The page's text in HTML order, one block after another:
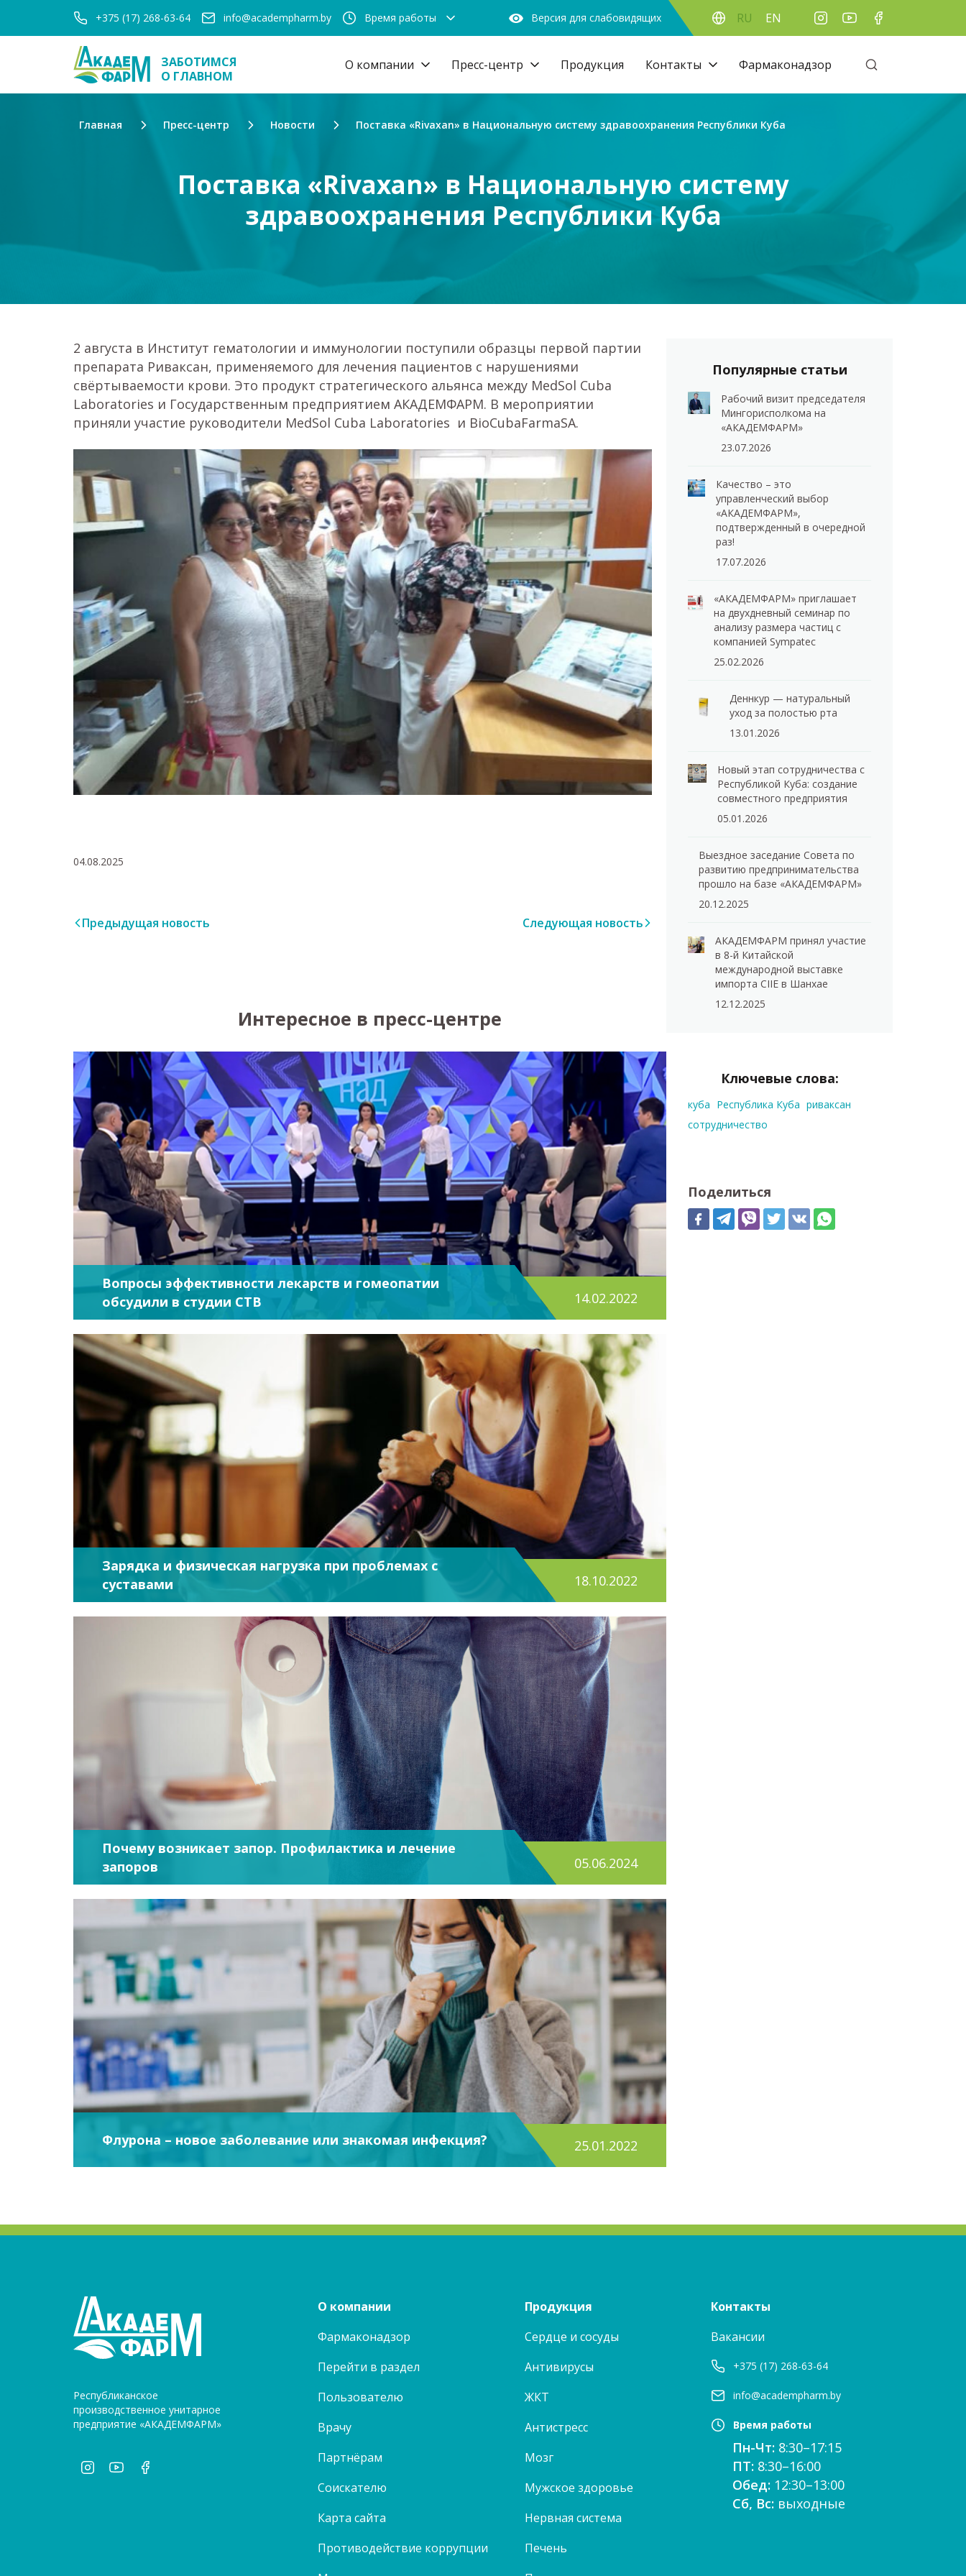
+375 (17) 268-63-64 info@academpharm.by Время работы Версия для слабовидящих RU EN
ЗАБОТИМСЯ
О ГЛАВНОМ
О компании Пресс-центр Продукция Контакты Фармаконадзор
Главная Пресс-центр Новости Поставка «Rivaxan» в Национальную систему здравоохранения Республики Куба
Поставка «Rivaxan» в Национальную систему
здравоохранения Республики Куба
Популярные статьи
Рабочий визит председателя
Мингорисполкома на
«АКАДЕМФАРМ»
23.07.2026
Качество – это
управленческий выбор
«АКАДЕМФАРМ»,
подтвержденный в очередной
раз!
17.07.2026
«АКАДЕМФАРМ» приглашает
на двухдневный семинар по
анализу размера частиц с
компанией Sympatec
25.02.2026
Деннкур — натуральный
уход за полостью рта
13.01.2026
Новый этап сотрудничества с
Республикой Куба: создание
совместного предприятия
05.01.2026
Выездное заседание Совета по
развитию предпринимательства
прошло на базе «АКАДЕМФАРМ»
20.12.2025
АКАДЕМФАРМ принял участие
в 8-й Китайской
международной выставке
импорта CIIE в Шанхае
12.12.2025
Ключевые слова:
куба Республика Куба риваксан
сотрудничество
Поделиться
2 августа в Институт гематологии и иммунологии поступили образцы первой партии
препарата Риваксан, применяемого для лечения пациентов с нарушениями
свёртываемости крови. Это продукт стратегического альянса между MedSol Cuba
Laboratories и Государственным предприятием АКАДЕМФАРМ. В мероприятии
приняли участие руководители MedSol Cuba Laboratories и BioCubaFarmaSA.
04.08.2025
Предыдущая новость Следующая новость
Интересное в пресс-центре
Вопросы эффективности лекарств и гомеопатии
обсудили в студии СТВ
14.02.2022
Зарядка и физическая нагрузка при проблемах с
суставами
18.10.2022
Почему возникает запор. Профилактика и лечение
запоров
05.06.2024
Флурона – новое заболевание или знакомая инфекция? 25.01.2022
Республиканское
производственное унитарное
предприятие «АКАДЕМФАРМ»
О компании
Фармаконадзор
Перейти в раздел
Пользователю
Врачу
Партнёрам
Соискателю
Карта сайта
Противодействие коррупции
Продукция
Сердце и сосуды
Антивирусы
ЖКТ
Антистресс
Мозг
Мужское здоровье
Нервная система
Печень
Контакты
Вакансии
+375 (17) 268-63-64
info@academpharm.by
Время работы
Пн-Чт: 8:30–17:15
ПТ: 8:30–16:00
Обед: 12:30–13:00
Сб, Вс: выходные